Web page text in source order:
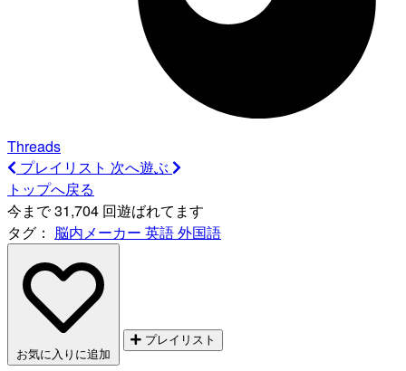
Threads
プレイリスト 次へ遊ぶ
トップへ戻る
今まで 31,704 回遊ばれてます
タグ： 脳内メーカー 英語外国語
お気に入りに追加
プレイリスト